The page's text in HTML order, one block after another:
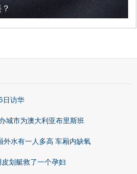
日访华
城市为澳大利亚布里斯班
外水有一人多高 车厢内缺氧
划艇救了一个孕妇